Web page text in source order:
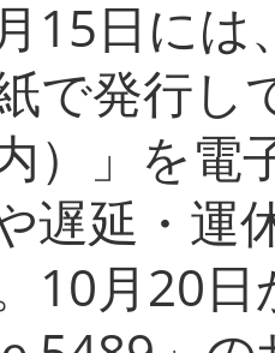
15日に
で発行し
）」を電
遅延・運
10月20